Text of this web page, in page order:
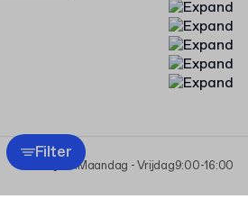
Filter
WerktijdenMaandag - Vrijdag9:00-16:00